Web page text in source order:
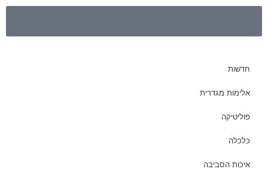
חדשות
אלימות מגדרית
פוליטיקה
כלכלה
איכות הסביבה